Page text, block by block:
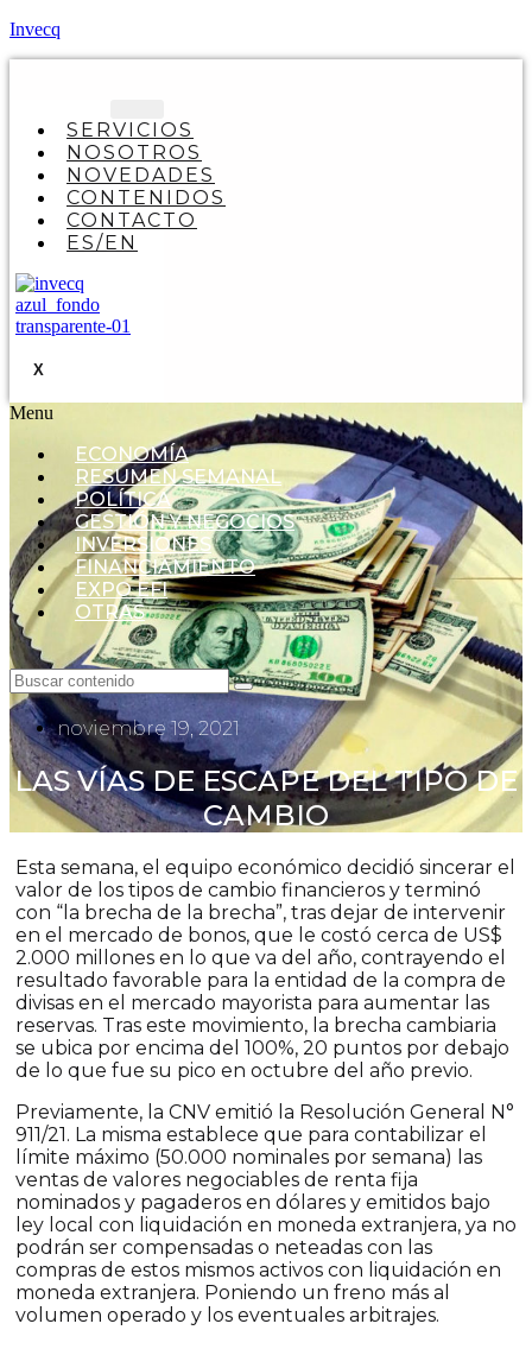
Invecq
SERVICIOS
NOSOTROS
NOVEDADES
CONTENIDOS
CONTACTO
ES/EN
X
Menu
ECONOMÍA
RESUMEN SEMANAL
POLÍTICA
GESTIÓN Y NEGOCIOS
INVERSIONES
FINANCIAMIENTO
EXPO EFI
OTRAS
noviembre 19, 2021
LAS VÍAS DE ESCAPE DEL TIPO DE
CAMBIO
Esta semana, el equipo económico decidió sincerar el
valor de los tipos de cambio financieros y terminó
con “la brecha de la brecha”, tras dejar de intervenir
en el mercado de bonos, que le costó cerca de US$
2.000 millones en lo que va del año, contrayendo el
resultado favorable para la entidad de la compra de
divisas en el mercado mayorista para aumentar las
reservas. Tras este movimiento, la brecha cambiaria
se ubica por encima del 100%, 20 puntos por debajo
de lo que fue su pico en octubre del año previo.
Previamente, la CNV emitió la Resolución General N°
911/21. La misma establece que para contabilizar el
límite máximo (50.000 nominales por semana) las
ventas de valores negociables de renta fija
nominados y pagaderos en dólares y emitidos bajo
ley local con liquidación en moneda extranjera, ya no
podrán ser compensadas o neteadas con las
compras de estos mismos activos con liquidación en
moneda extranjera. Poniendo un freno más al
volumen operado y los eventuales arbitrajes.